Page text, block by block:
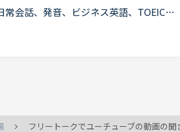
会話、発音、ビジネス英語、TOEICな
ッスンメニューの一つにフリートーク
フリートークでユーチューブの動画の